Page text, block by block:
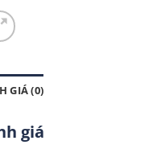
GIÁ (0)
giá